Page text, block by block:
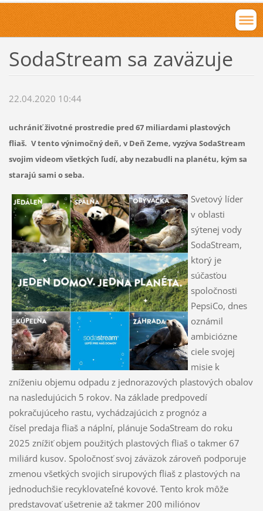
SodaStream sa zaväzuje
22.04.2020 10:44
uchrániť životné prostredie pred 67 miliardami plastových
fliaš. V tento výnimočný deň, v Deň Zeme, vyzýva SodaStream
svojim videom všetkých ľudí, aby nezabudli na planétu, kým sa
starajú sami o seba.
Svetový líder
v oblasti
sýtenej vody
SodaStream,
ktorý je
súčasťou
spoločnosti
PepsiCo, dnes
oznámil
ambiciózne
ciele svojej
misie k
zníženiu objemu odpadu z jednorazových plastových obalov
na nasledujúcich 5 rokov. Na základe predpovedí
pokračujúceho rastu, vychádzajúcich z prognóz a
čísel predaja fliaš a náplní, plánuje SodaStream do roku
2025 znížiť objem použitých plastových fliaš o takmer 67
miliárd kusov. Spoločnosť svoj záväzok zároveň podporuje
zmenou všetkých svojich sirupových fliaš z plastových na
jednoduchšie recyklovateľné kovové. Tento krok môže
predstavovať ušetrenie až takmer 200 miliónov